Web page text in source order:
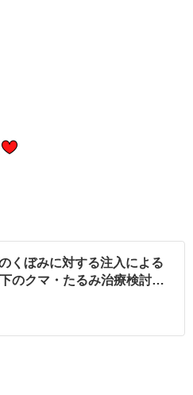
くぼみに対する注入による
のクマ・たるみ治療検討お